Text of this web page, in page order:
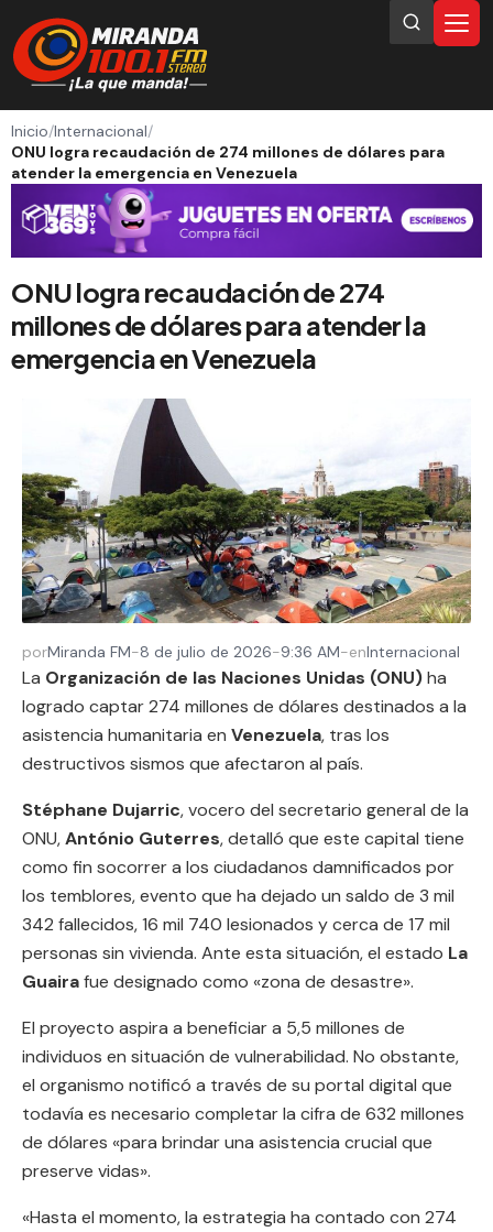
Inicio/Internacional/
ONU logra recaudación de 274 millones de dólares para
atender la emergencia en Venezuela
ONU logra recaudación de 274
millones de dólares para atender la
emergencia en Venezuela
porMiranda FM-8 de julio de 2026-9:36 AM-enInternacional
La Organización de las Naciones Unidas (ONU)ha
logrado captar 274 millones de dólares destinados a la
asistencia humanitaria en Venezuela, tras los
destructivos sismos que afectaron al país.
Stéphane Dujarric, vocero del secretario general de la
ONU,António Guterres, detalló que este capital tiene
como fin socorrer a los ciudadanos damnificados por
los temblores, evento que ha dejado un saldo de 3 mil
342 fallecidos, 16 mil 740 lesionados y cerca de 17 mil
personas sin vivienda. Ante esta situación, el estado La
Guairafue designado como «zona de desastre».
El proyecto aspira a beneficiar a 5,5 millones de
individuos en situación de vulnerabilidad. No obstante,
el organismo notificó a través de su portal digital que
todavía es necesario completar la cifra de 632 millones
de dólares «para brindar una asistencia crucial que
preserve vidas».
«Hasta el momento, la estrategia ha contado con 274